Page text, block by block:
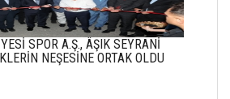
SABAHATTİN
SÜRMEN
SPOR A.Ş., ÂŞIK SEYRANİ
NEŞESİNE ORTAK OLDU